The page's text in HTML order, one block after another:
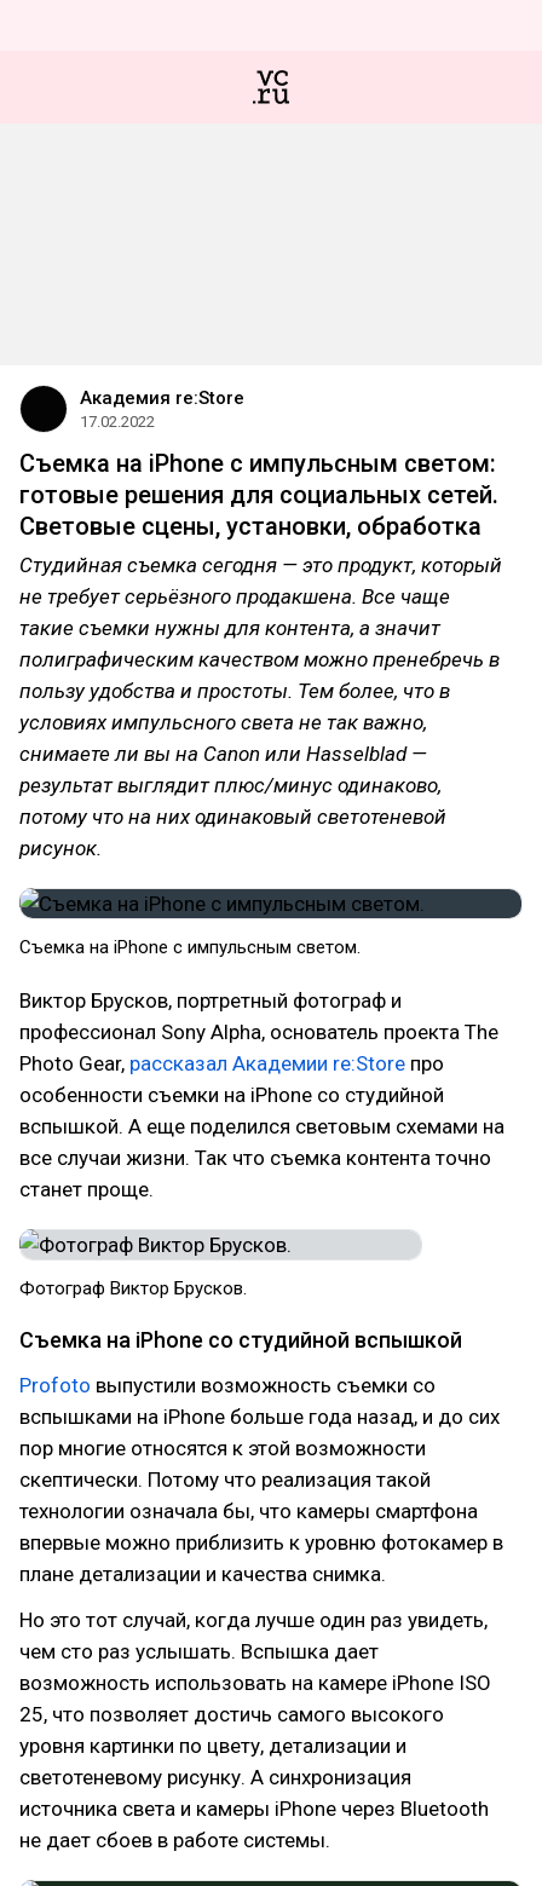
Академия re:Store
17.02.2022
Съемка на iPhone c импульсным светом:
готовые решения для социальных сетей.
Световые сцены, установки, обработка
Студийная съемка сегодня — это продукт, который
не требует серьёзного продакшена. Все чаще
такие съемки нужны для контента, а значит
полиграфическим качеством можно пренебречь в
пользу удобства и простоты. Тем более, что в
условиях импульсного света не так важно,
снимаете ли вы на Canon или Hasselblad —
результат выглядит плюс/минус одинаково,
потому что на них одинаковый светотеневой
рисунок.
Съемка на iPhone с импульсным светом.
Виктор Брусков, портретный фотограф и
профессионал Sony Alpha, основатель проекта The
Photo Gear, рассказал Академии re:Store про
особенности съемки на iPhone со студийной
вспышкой. А еще поделился световым схемами на
все случаи жизни. Так что съемка контента точно
станет проще.
Фотограф Виктор Брусков.
Съемка на iPhone со студийной вспышкой
Profoto выпустили возможность съемки со
вспышками на iPhone больше года назад, и до сих
пор многие относятся к этой возможности
скептически. Потому что реализация такой
технологии означала бы, что камеры смартфона
впервые можно приблизить к уровню фотокамер в
плане детализации и качества снимка.
Но это тот случай, когда лучше один раз увидеть,
чем сто раз услышать. Вспышка дает
возможность использовать на камере iPhone ISO
25, что позволяет достичь самого высокого
уровня картинки по цвету, детализации и
светотеневому рисунку. А синхронизация
источника света и камеры iPhone через Bluetooth
не дает сбоев в работе системы.